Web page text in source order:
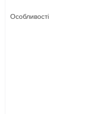
Особливості